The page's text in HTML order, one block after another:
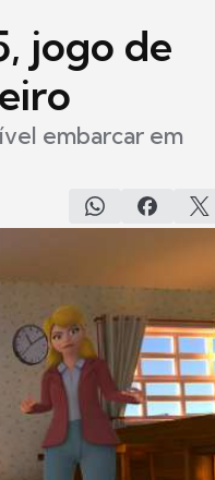
jogo de
embarcar em